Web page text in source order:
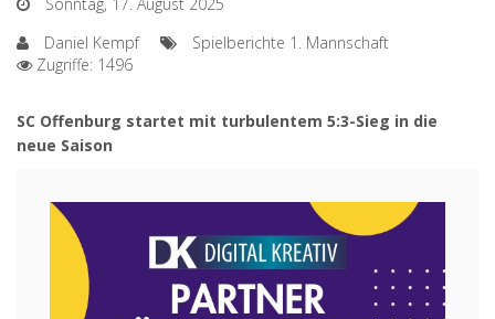
Daniel Kempf
Spielberichte 1. Mannschaft
Zugriffe: 1496
SC Offenburg startet mit turbulentem 5:3-Sieg in die
neue Saison